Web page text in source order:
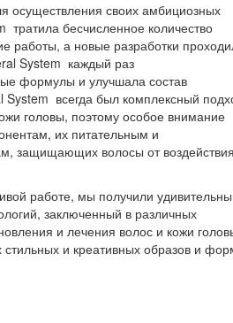
осуществления своих амбициозных
бесчисленное количество
работы, а новые разработки
System каждый раз
формулы и улучшала состав
всегда был комплексный
головы, поэтому особое внимание
их питательным и
защищающих волосы от
работе, мы получили
заключенный в различных
и лечения волос и кожи
и креативных образов и